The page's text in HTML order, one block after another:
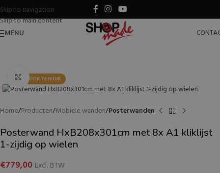
Skip to navigation
Skip to main content
MENU
OOK TE HUUR
Klik voor vergroting
Home Producten Mobiele wanden Posterwanden
Posterwand HxB208x301cm met 8x A1 kliklijst
1-zijdig op wielen
€779,00 Excl. BTW